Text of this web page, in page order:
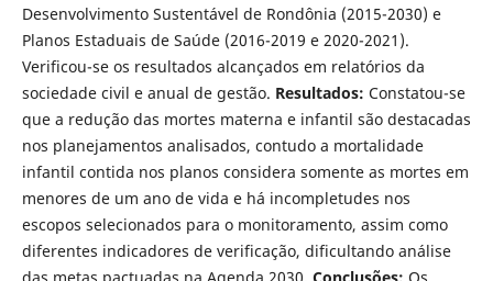
Desenvolvimento Sustentável de Rondônia (2015-2030) e
Planos Estaduais de Saúde (2016-2019 e 2020-2021).
Verificou-se os resultados alcançados em relatórios da
sociedade civil e anual de gestão. Resultados: Constatou-se
que a redução das mortes materna e infantil são destacadas
nos planejamentos analisados, contudo a mortalidade
infantil contida nos planos considera somente as mortes em
menores de um ano de vida e há incompletudes nos
escopos selecionados para o monitoramento, assim como
diferentes indicadores de verificação, dificultando análise